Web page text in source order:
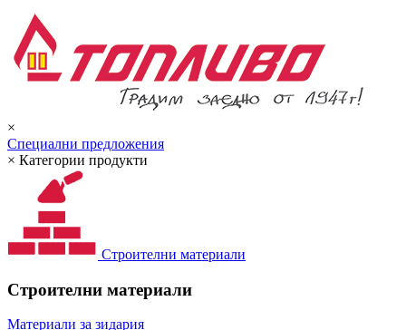
×
Специални предложения
× Категории продукти
Строителни материали
Строителни материали
Материали за зидария